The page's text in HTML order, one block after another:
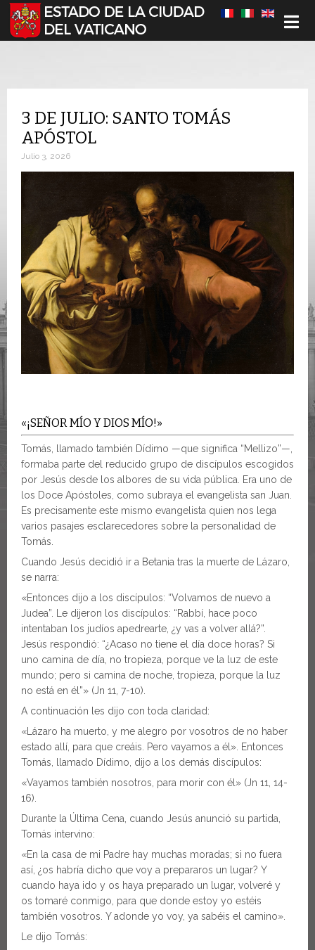
Seleccione su idioma
3 DE JULIO: SANTO TOMÁS
APÓSTOL
Julio 3, 2026
«¡SEÑOR MÍO Y DIOS MÍO!»
Tomás, llamado también Dídimo —que significa “Mellizo”—,
formaba parte del reducido grupo de discípulos escogidos
por Jesús desde los albores de su vida pública. Era uno de
los Doce Apóstoles, como subraya el evangelista san Juan.
Es precisamente este mismo evangelista quien nos lega
varios pasajes esclarecedores sobre la personalidad de
Tomás.
Cuando Jesús decidió ir a Betania tras la muerte de Lázaro,
se narra:
«Entonces dijo a los discípulos: “Volvamos de nuevo a
Judea”. Le dijeron los discípulos: “Rabbí, hace poco
intentaban los judíos apedrearte, ¿y vas a volver allá?”.
Jesús respondió: “¿Acaso no tiene el día doce horas? Si
uno camina de día, no tropieza, porque ve la luz de este
mundo; pero si camina de noche, tropieza, porque la luz
no está en él”» (Jn 11, 7-10).
A continuación les dijo con toda claridad:
«Lázaro ha muerto, y me alegro por vosotros de no haber
estado allí, para que creáis. Pero vayamos a él». Entonces
Tomás, llamado Dídimo, dijo a los demás discípulos:
«Vayamos también nosotros, para morir con él» (Jn 11, 14-
16).
Durante la Última Cena, cuando Jesús anunció su partida,
Tomás intervino:
«En la casa de mi Padre hay muchas moradas; si no fuera
así, ¿os habría dicho que voy a prepararos un lugar? Y
cuando haya ido y os haya preparado un lugar, volveré y
os tomaré conmigo, para que donde estoy yo estéis
también vosotros. Y adonde yo voy, ya sabéis el camino».
Le dijo Tomás: